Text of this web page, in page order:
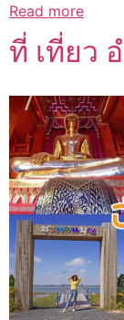
Read more
ที่ เที่ยว